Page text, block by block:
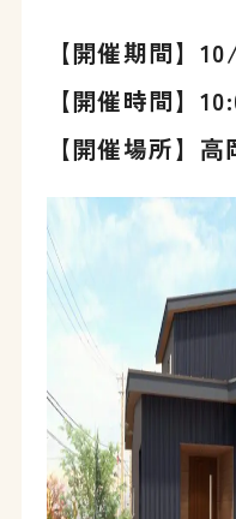
【開催期間】
【開催時間】
【開催場所】